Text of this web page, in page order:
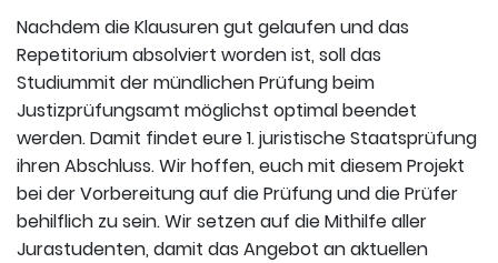
Nachdem die Klausuren gut gelaufen und das
Repetitorium absolviert worden ist, soll das
Studiummit der mündlichen Prüfung beim
Justizprüfungsamt möglichst optimal beendet
werden. Damit findet eure 1. juristische Staatsprüfung
ihren Abschluss. Wir hoffen, euch mit diesem Projekt
bei der Vorbereitung auf die Prüfung und die Prüfer
behilflich zu sein. Wir setzen auf die Mithilfe aller
Jurastudenten, damit das Angebot an aktuellen